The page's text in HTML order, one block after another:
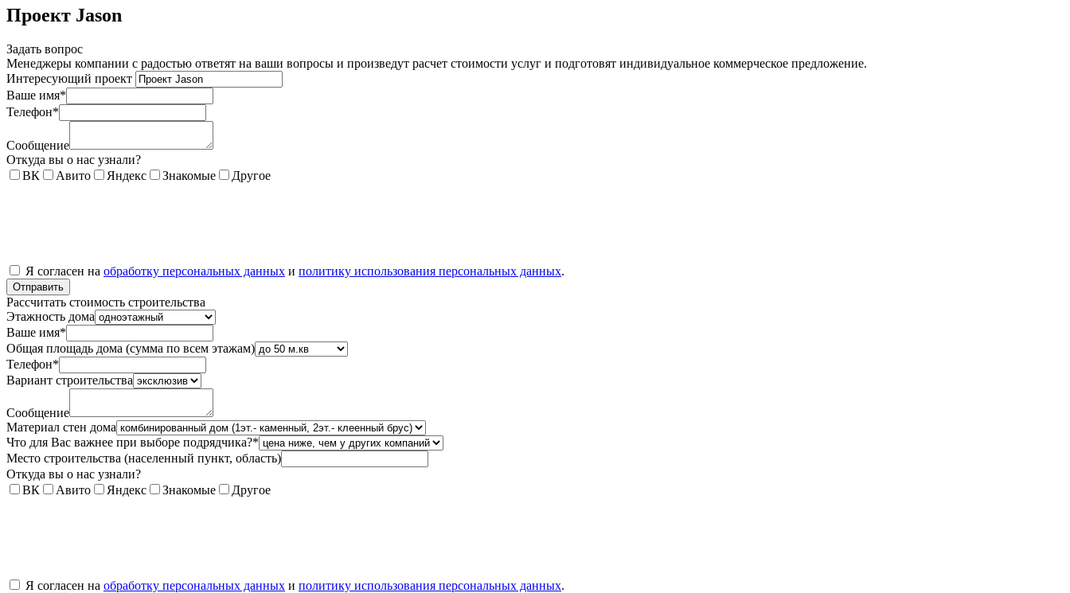
Проект Jason
Задать вопрос
Менеджеры компании с радостью ответят на ваши вопросы и произведут расчет стоимости услуг и подготовят индивидуальное коммерческое предложение.
Интересующий проект
Ваше имя*
Телефон*
Сообщение
Откуда вы о нас узнали?
ВК
Авито Яндекс Знакомые Другое
Я согласен на обработку персональных данных и политику использования персональных данных.
Рассчитать стоимость строительства
Этажность дома
Ваше имя*
Общая площадь дома (сумма по всем этажам)
Телефон*
Вариант строительства
Сообщение
Материал стен дома
Что для Вас важнее при выборе подрядчика?*
Место строительства (населенный пункт, область)
Откуда вы о нас узнали?
ВК
Авито Яндекс Знакомые Другое
Я согласен на обработку персональных данных и политику использования персональных данных.